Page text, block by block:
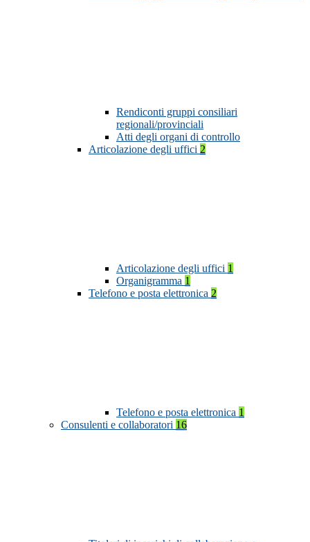
Rendiconti gruppi consiliari
regionali/provinciali
Atti degli organi di controllo
Articolazione degli uffici 2
Articolazione degli uffici 1
Organigramma 1
Telefono e posta elettronica 2
Telefono e posta elettronica 1
Consulenti e collaboratori 16